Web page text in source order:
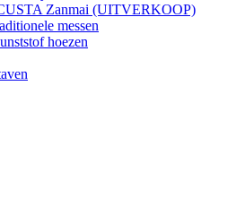
Zanmai (UITVERKOOP)
messen
hoezen